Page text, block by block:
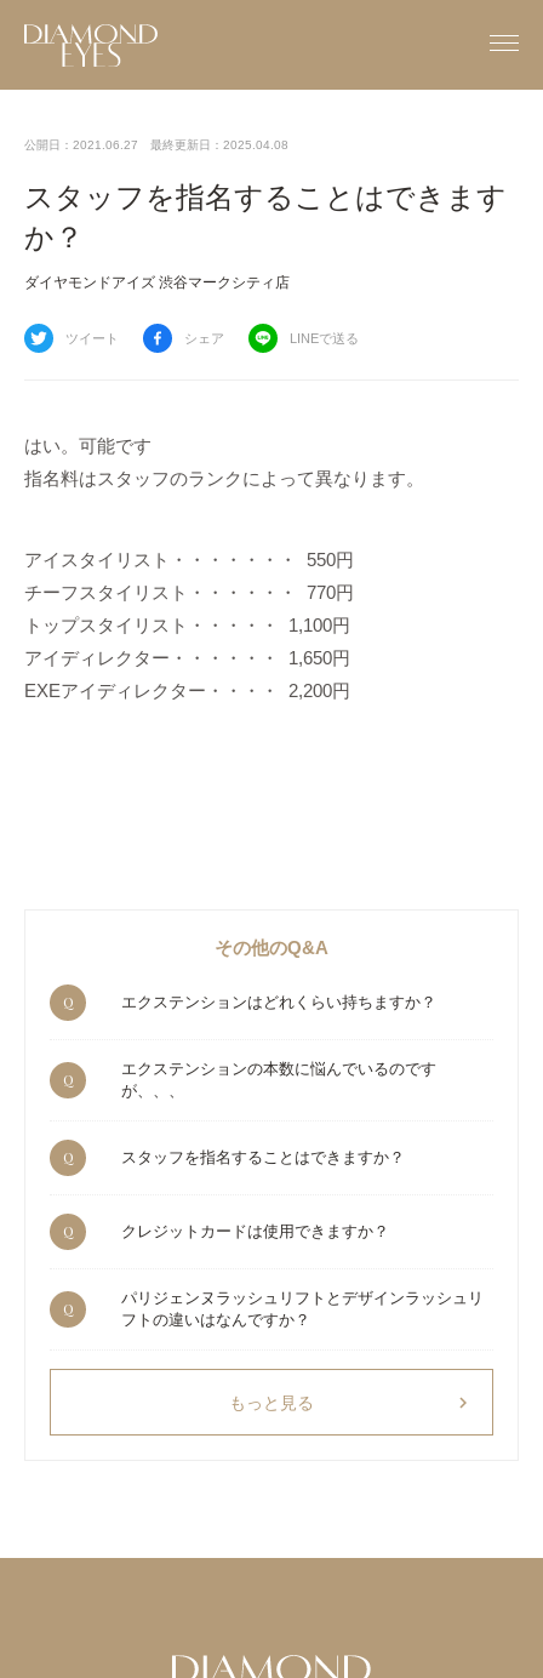
公開日：2021.06.27 最終更新日：2025.04.08
スタッフを指名することはできます
か？
ダイヤモンドアイズ 渋谷マークシティ店
ツイート シェア LINEで送る
はい。可能です
指名料はスタッフのランクによって異なります。
アイスタイリスト・・・・・・・ 550円
チーフスタイリスト・・・・・・ 770円
トップスタイリスト・・・・・ 1,100円
アイディレクター・・・・・・ 1,650円
EXEアイディレクター・・・・ 2,200円
その他のQ&A
Q エクステンションはどれくらい持ちますか？
Q
エクステンションの本数に悩んでいるのです
が、、、
Q スタッフを指名することはできますか？
Q クレジットカードは使用できますか？
Q
パリジェンヌラッシュリフトとデザインラッシュリ
フトの違いはなんですか？
もっと見る chevron_right